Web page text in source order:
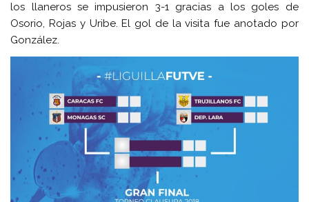
los llaneros se impusieron 3-1 gracias a los goles de
Osorio, Rojas y Uribe. El gol de la visita fue anotado por
González.